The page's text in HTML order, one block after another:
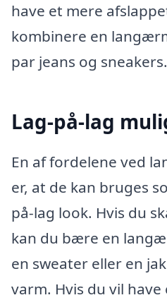
have et mere
kombinere en
par jeans og sneakers.
Lag-på-lag
En af fordelene ved
er, at de kan bruges
på-lag look. Hvis du
kan du bære en
en sweater eller en
varm. Hvis du vil